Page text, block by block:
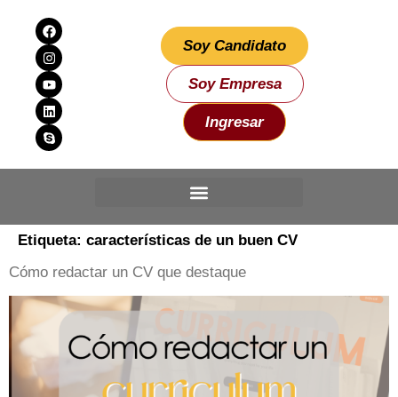
Soy Candidato
Soy Empresa
Ingresar
Etiqueta: características de un buen CV
Cómo redactar un CV que destaque